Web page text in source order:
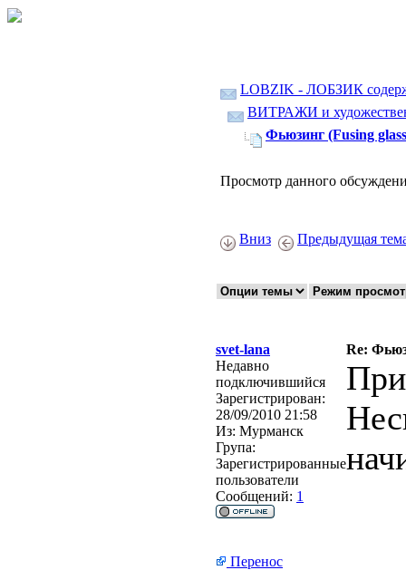
LOBZIK - ЛОБЗИК
ВИТРАЖИ и
Фьюзинг (Fusing
Просмотр данного
Вниз Предыдущая
svet-lana
Re:
Недавно
подключившийся
Зарегистрирован:
28/09/2010 21:58
Из: Мурманск
Група:
Зарегистрированные
пользователи
Сообщений: 1
Перенос